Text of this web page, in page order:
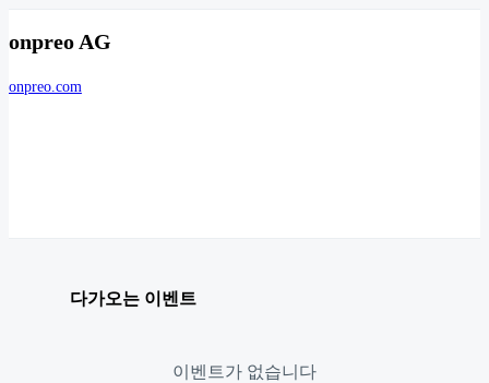
onpreo AG
onpreo.com
다가오는 이벤트
이벤트가 없습니다